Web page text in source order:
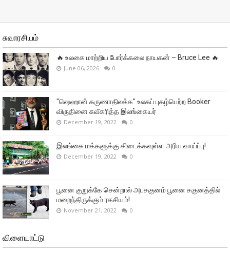
சுவாரசியம்
🔥 உலகை மாற்றிய போர்க்கலை நாயகன் – Bruce Lee 🔥
June 06, 2026 0
"ஷெஹான் கருணாதிலக்க" உலகப் புகழ்பெற்ற Booker
விருதினை சுவீகரித்த இலங்கையர்
December 19, 2022 0
இலங்கை மக்களுக்கு கிடைக்கவுள்ள அரிய வாய்ப்பு!
December 19, 2022 0
பூனை குறுக்கே சென்றால் அபசகுனம் பூனை சகுனத்தில்
மறைந்திருக்கும் ரகசியம்!
November 21, 2022 0
விளையாட்டு